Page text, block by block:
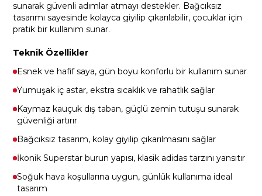
sunarak güvenli adımlar atmayı destekler. Bağcıksız
tasarımı sayesinde kolayca giyilip çıkarılabilir, çocuklar için
pratik bir kullanım sunar.
Teknik Özellikler
Esnek ve hafif saya, gün boyu konforlu bir kullanım sunar
Yumuşak iç astar, ekstra sıcaklık ve rahatlık sağlar
Kaymaz kauçuk dış taban, güçlü zemin tutuşu sunarak
güvenliği artırır
Bağcıksız tasarım, kolay giyilip çıkarılmasını sağlar
İkonik Superstar burun yapısı, klasik adidas tarzını yansıtır
Soğuk hava koşullarına uygun, günlük kullanıma ideal
tasarım